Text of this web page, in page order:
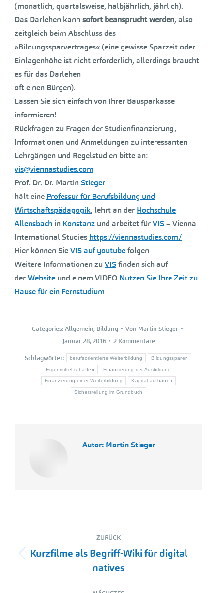
(monatlich, quartalsweise, halbjährlich, jährlich).
Das Darlehen kann sofort beansprucht werden, also
zeitgleich beim Abschluss des
»Bildungssparvertrages« (eine gewisse Sparzeit oder
Einlagenhöhe ist nicht erforderlich, allerdings braucht
es für das Darlehen
oft einen Bürgen).
Lassen Sie sich einfach von Ihrer Bausparkasse
informieren!
Rückfragen zu Fragen der Studienfinanzierung,
Informationen und Anmeldungen zu interessanten
Lehrgängen und Regelstudien bitte an:
vis@viennastudies.com
Prof. Dr. Dr. Martin Stieger
hält eine Professur für Berufsbildung und
Wirtschaftspädagogik, lehrt an der Hochschule
Allensbach in Konstanz und arbeitet fürVIS– Vienna
International Studies https://viennastudies.com/
Hier können SieVIS auf youtubefolgen
Weitere Informationen zu VISfinden sich auf
derWebsite und einem VIDEO Nutzen Sie Ihre Zeit zu
Hause für ein Fernstudium
Categories:Allgemein, Bildung Von Martin Stieger
Januar 28, 2016
2 Kommentare
Schlagwörter: berufsorientierte Weiterbildung Bildungssparen
Eigenmittel schaffen Finanzierung der Ausbildung
Finanzierung einer Weiterbildung Kapital aufbauen
Sicherstellung im Grundbuch
Autor: Martin Stieger
Kommentarnavigation
ZURÜCK
Vorheriger
Beitrag:
Kurzfilme als Begriff-Wiki für digital
natives